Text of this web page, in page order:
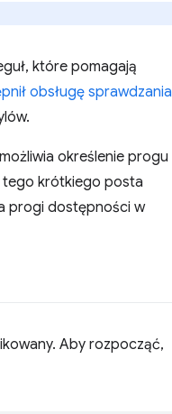
które pomagają
obsługę sprawdzania
określenie progu
tego krótkiego posta
progi dostępności w
Aby rozpocząć,